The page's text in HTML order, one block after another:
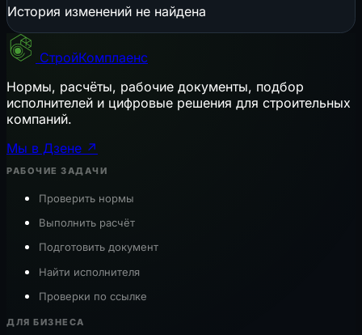
История изменений не найдена
СтройКомплаенс
Нормы, расчёты, рабочие документы, подбор
исполнителей и цифровые решения для строительных
компаний.
Мы в Дзене ↗
РАБОЧИЕ ЗАДАЧИ
Проверить нормы
Выполнить расчёт
Подготовить документ
Найти исполнителя
Проверки по ссылке
ДЛЯ БИЗНЕСА